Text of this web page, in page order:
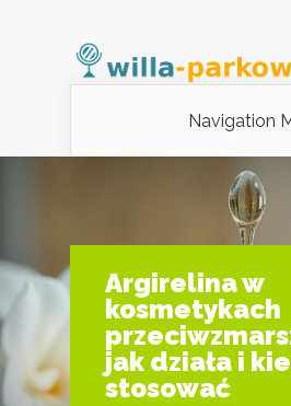
Navigation
Argirelina w
kosmetykach
jak działa i
stosować